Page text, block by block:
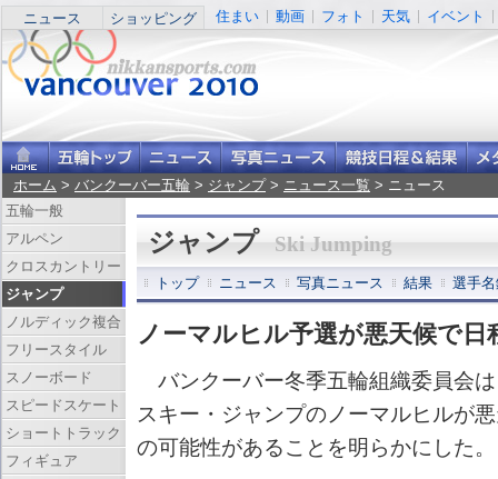
ニュース ショッピング 住まい 動画 フォト 天気 イベント
ホーム > バンクーバー五輪 > ジャンプ> ニュース一覧 > ニュース
ジャンプ Ski Jumping
トップ ニュース 写真ニュース 結果 選手
ノーマルヒル予選が悪天候で日
バンクーバー冬季五輪組織委員会
スキー・ジャンプのノーマルヒルが
の可能性があることを明らかにした。
五輪一般
アルペン
クロスカントリー
ジャンプ
ノルディック複合
フリースタイル
スノーボード
スピードスケート
ショートトラック
フィギュア